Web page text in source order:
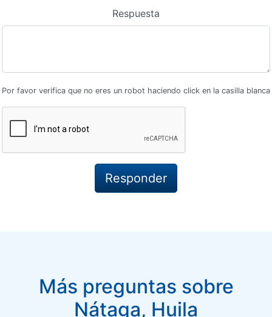
Respuesta
Por favor verifica que no eres un robot haciendo click en la casilla blanca
Más preguntas sobre
Nátaga, Huila